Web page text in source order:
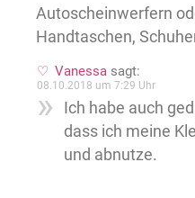
Autoscheinwerfern
Handtaschen,
Vanessa sagt:
08.10.2018 um 7:29 Uhr
Ich habe auch
dass ich meine
und abnutze.